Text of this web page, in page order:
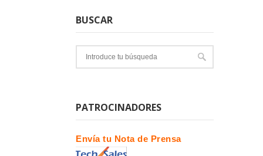
BUSCAR
PATROCINADORES
Envía tu Nota de Prensa